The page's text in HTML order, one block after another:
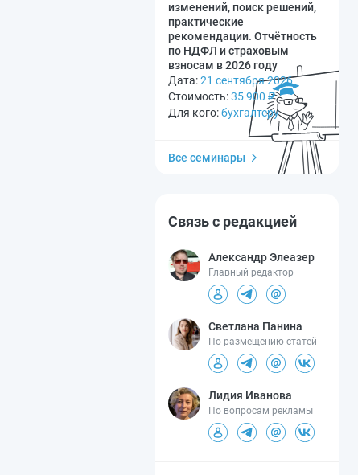
изменений, поиск решений,
практические
рекомендации. Отчётность
по НДФЛ и страховым
взносам в 2026 году
Дата:21 сентября 2026
Стоимость:35 900 ₽
Для кого:бухгалтеру
Все семинары
Связь с редакцией
Александр Элеазер
Главный редактор
Светлана Панина
По размещению статей
Лидия Иванова
По вопросам рекламы